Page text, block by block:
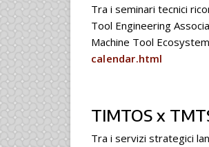
Tra i seminari tecnici
Tool Engineering
Machine Tool
calendar.html
TIMTOS x
Tra i servizi strategici